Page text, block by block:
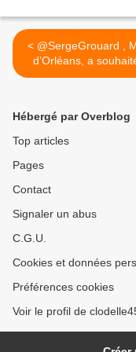
< @SergeGrouard , Maire
d’Orléans, a
Hébergé par Overblog
Top articles
Pages
Contact
Signaler un abus
C.G.U.
Cookies et données
Préférences cookies
Voir le profil de